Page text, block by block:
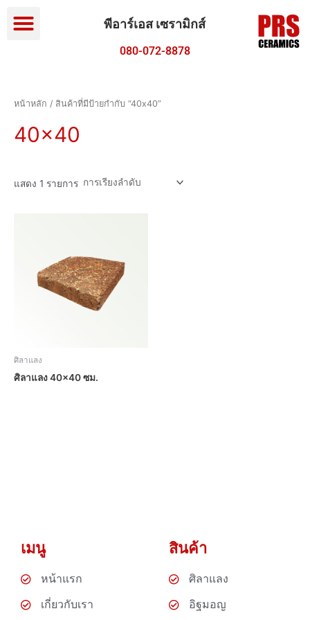
Menu พีอาร์เอส เซรามิกส์
080-072-8878
หน้าหลัก / สินค้าที่มีป้ายกำกับ “40x40”
40x40
แสดง 1 รายการ
ศิลาแลง
ศิลาแลง 40×40 ซม.
เมนู
หน้าแรก
เกี่ยวกับเรา
สินค้า
ศิลาแลง
อิฐมอญ